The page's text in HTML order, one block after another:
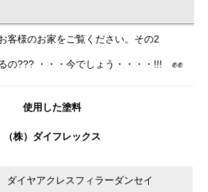
様のお家をご覧ください。その2
の??? ・・・今でしょう・・・・!!! ✊✊
使用した塗料
（株）ダイフレックス
ダイヤアクレスフィラーダンセイ